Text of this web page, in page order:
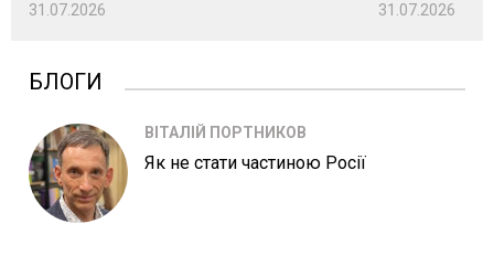
31.07.2026 31.07.2026
БЛОГИ
ВІТАЛІЙ ПОРТНИКОВ
Як не стати частиною Росії